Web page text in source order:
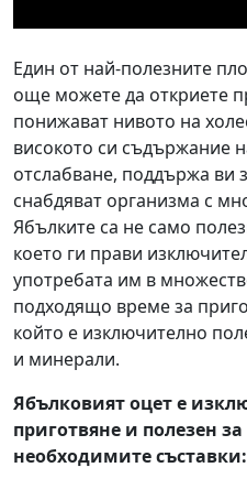
Един от най-полезните
още можете да откриете
понижават нивото на
високото си съдържание
отслабване, поддържа ви
снабдяват организма с
Ябълките са не само
което ги прави
употребата им в
подходящо време за
който е изключително
и минерали.
Ябълковият оцет е
приготвяне и полезен
необходимите съставки: